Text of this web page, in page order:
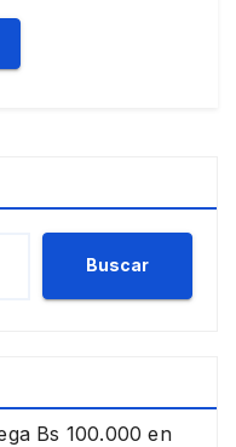
Buscar
Bs 100.000 en